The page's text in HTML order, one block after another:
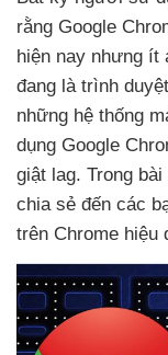
rằng Google
hiện nay nhưng ít
đang là trình
những hệ thống
dụng Google
giật lag. Trong
chia sẻ đến các
trên Chrome hiệu